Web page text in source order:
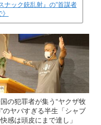
ナック銃乱射』の“首謀者
の犯罪者が集う“ヤクザ牧
のヤバすぎる半生「シャブ
感は頭皮にまで達し」